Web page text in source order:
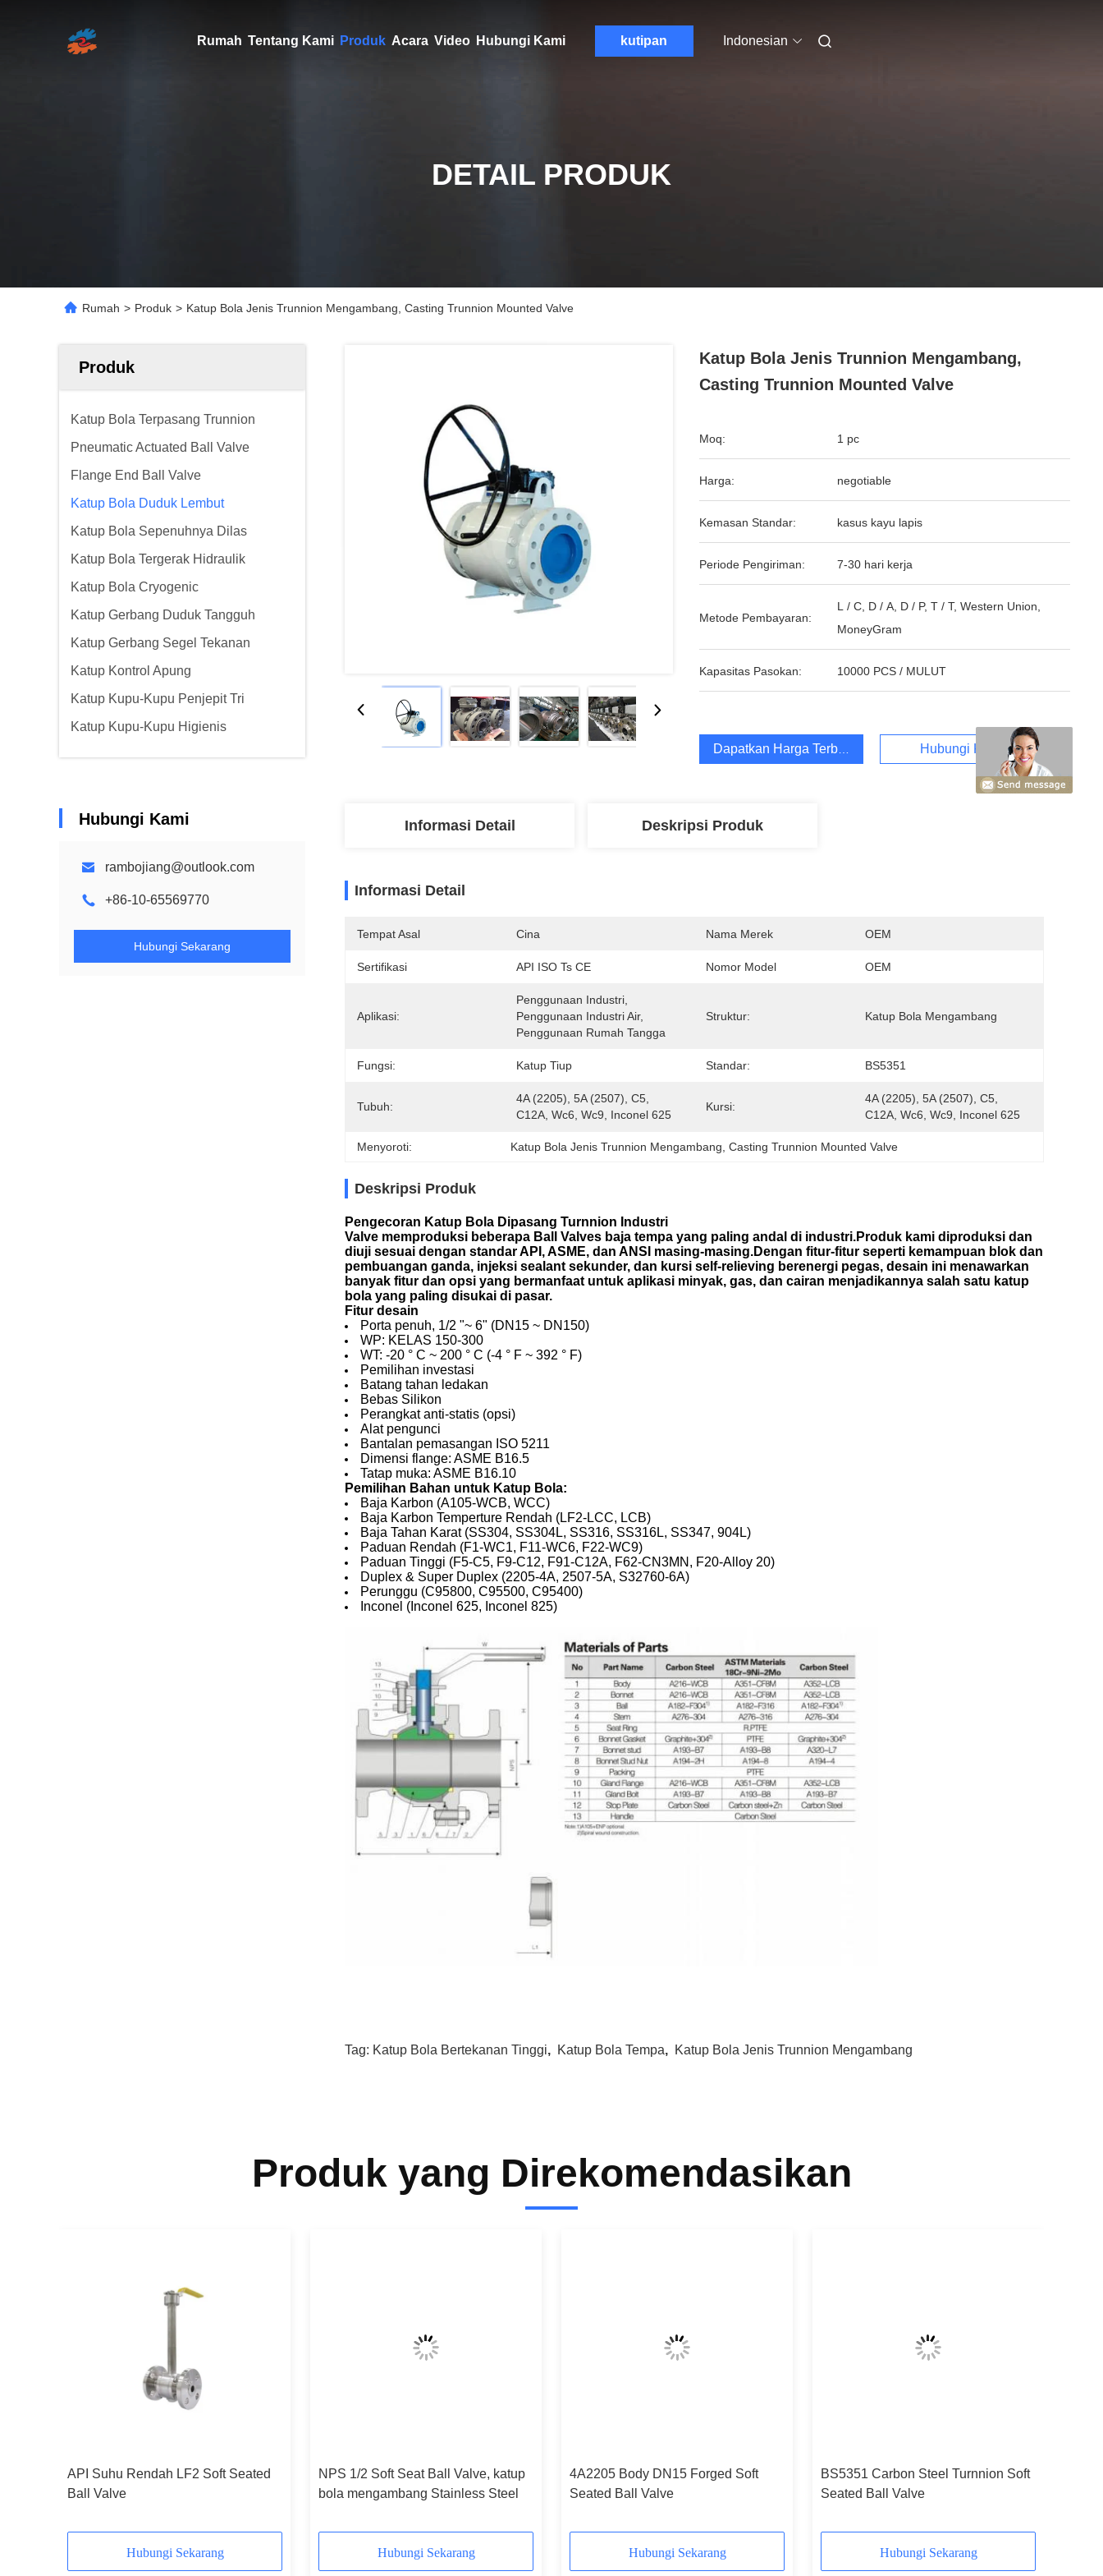
Rumah Tentang Kami Produk Acara Video Hubungi Kami kutipan Indonesian
DETAIL PRODUK
Rumah > Produk > Katup Bola Jenis Trunnion Mengambang, Casting Trunnion Mounted Valve
Produk
Katup Bola Terpasang Trunnion
Pneumatic Actuated Ball Valve
Flange End Ball Valve
Katup Bola Duduk Lembut
Katup Bola Sepenuhnya Dilas
Katup Bola Tergerak Hidraulik
Katup Bola Cryogenic
Katup Gerbang Duduk Tangguh
Katup Gerbang Segel Tekanan
Katup Kontrol Apung
Katup Kupu-Kupu Penjepit Tri
Katup Kupu-Kupu Higienis
Hubungi Kami
rambojiang@outlook.com
+86-10-65569770
Hubungi Sekarang
Katup Bola Jenis Trunnion Mengambang,
Casting Trunnion Mounted Valve
Moq: 1 pc
Harga: negotiable
Kemasan Standar: kasus kayu lapis
Periode Pengiriman: 7-30 hari kerja
Metode Pembayaran:
L / C, D / A, D / P, T / T, Western Union,
MoneyGram
Kapasitas Pasokan: 10000 PCS / MULUT
Dapatkan Harga Terbaik Hubungi Kami
Informasi Detail Deskripsi Produk
Informasi Detail
Tempat Asal Cina Nama Merek OEM
Sertifikasi API ISO Ts CE Nomor Model OEM
Aplikasi:
Penggunaan Industri,
Penggunaan Industri Air,
Penggunaan Rumah Tangga
Struktur: Katup Bola Mengambang
Fungsi: Katup Tiup Standar: BS5351
Tubuh:
4A (2205), 5A (2507), C5,
C12A, Wc6, Wc9, Inconel 625
Kursi:
4A (2205), 5A (2507), C5,
C12A, Wc6, Wc9, Inconel 625
Menyoroti: Katup Bola Jenis Trunnion Mengambang , Casting Trunnion Mounted Valve
Deskripsi Produk
Pengecoran Katup Bola Dipasang Turnnion Industri
Valve memproduksi beberapa Ball Valves baja tempa yang paling andal di industri.Produk kami diproduksi dan
diuji sesuai dengan standar API, ASME, dan ANSI masing-masing.Dengan fitur-fitur seperti kemampuan blok dan
pembuangan ganda, injeksi sealant sekunder, dan kursi self-relieving berenergi pegas, desain ini menawarkan
banyak fitur dan opsi yang bermanfaat untuk aplikasi minyak, gas, dan cairan menjadikannya salah satu katup
bola yang paling disukai di pasar.
Fitur desain
Porta penuh, 1/2 "~ 6" (DN15 ~ DN150)
WP: KELAS 150-300
WT: -20 ° C ~ 200 ° C (-4 ° F ~ 392 ° F)
Pemilihan investasi
Batang tahan ledakan
Bebas Silikon
Perangkat anti-statis (opsi)
Alat pengunci
Bantalan pemasangan ISO 5211
Dimensi flange: ASME B16.5
Tatap muka: ASME B16.10
Pemilihan Bahan untuk Katup Bola:
Baja Karbon (A105-WCB, WCC)
Baja Karbon Temperture Rendah (LF2-LCC, LCB)
Baja Tahan Karat (SS304, SS304L, SS316, SS316L, SS347, 904L)
Paduan Rendah (F1-WC1, F11-WC6, F22-WC9)
Paduan Tinggi (F5-C5, F9-C12, F91-C12A, F62-CN3MN, F20-Alloy 20)
Duplex & Super Duplex (2205-4A, 2507-5A, S32760-6A)
Perunggu (C95800, C95500, C95400)
Inconel (Inconel 625, Inconel 825)
Tag: Katup Bola Bertekanan Tinggi, Katup Bola Tempa, Katup Bola Jenis Trunnion Mengambang
Produk yang Direkomendasikan
API Suhu Rendah LF2 Soft Seated
Ball Valve
Hubungi Sekarang
NPS 1/2 Soft Seat Ball Valve, katup
bola mengambang Stainless Steel
Hubungi Sekarang
4A2205 Body DN15 Forged Soft
Seated Ball Valve
Hubungi Sekarang
BS5351 Carbon Steel Turnnion Soft
Seated Ball Valve
Hubungi Sekarang